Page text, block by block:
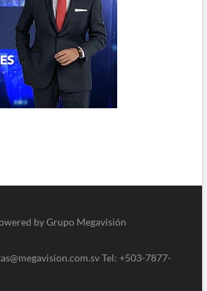
by Grupo Megavisión
Tel: +503-7877-